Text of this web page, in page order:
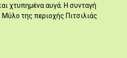
χτυπημένα αυγά. Η συνταγή
της περιοχής Πιτσιλιάς